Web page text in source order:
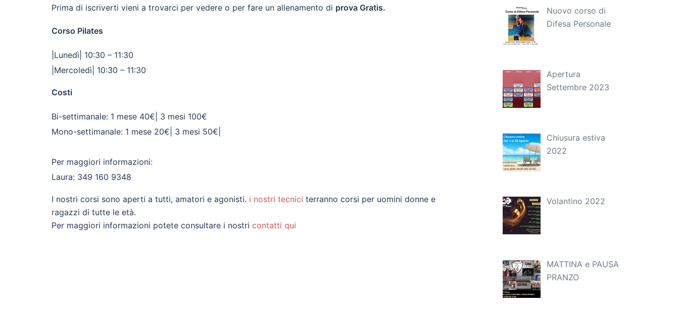
Prima di iscriverti vieni a trovarci per vedere o per fare un allenamento di prova Gratis.
Corso Pilates
|Lunedì| 10:30 – 11:30
|Mercoledì| 10:30 – 11:30
Costi
Bi-settimanale: 1 mese 40€| 3 mesi 100€
Mono-settimanale: 1 mese 20€| 3 mesi 50€|
Per maggiori informazioni:
Laura: 349 160 9348
I nostri corsi sono aperti a tutti, amatori e agonisti. i nostri tecnici terranno corsi per uomini donne e
ragazzi di tutte le età.
Per maggiori informazioni potete consultare i nostri contatti qui
Nuovo corso di
Difesa Personale
Apertura
Settembre 2023
Chiusura estiva
2022
Volantino 2022
MATTINA e PAUSA
PRANZO